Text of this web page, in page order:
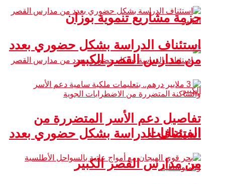
حزمة مشاريع تنموية بوزان
استئناف الدراسة بشكل حضوري بعدد
من مدارس القصر الكبير
استئناف الدراسة بشكل حضوري بعدد
من مدارس القصر الكبير
تفاصيل دعم الأسر المتضررة من
الفيضانات